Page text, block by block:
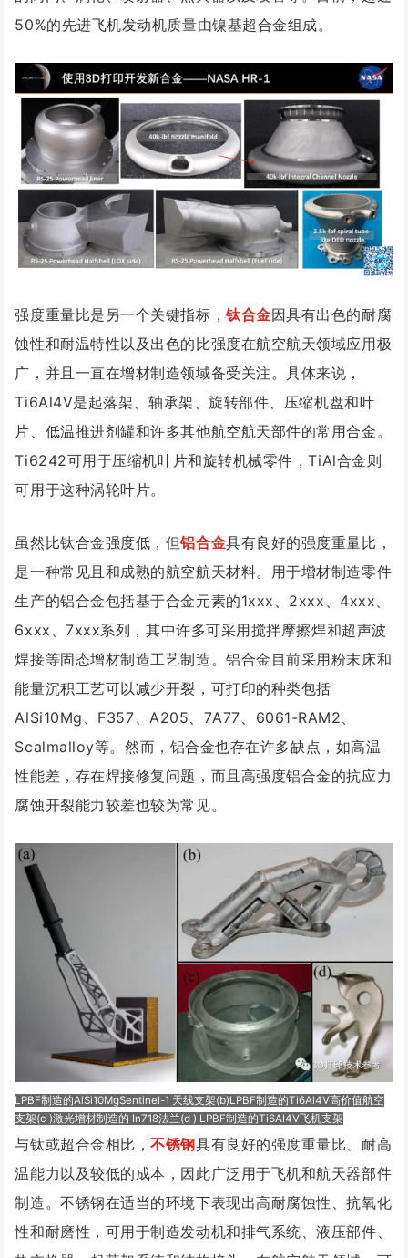
50%的先进飞机发动机质量由镍基超合金组成。
强度重量比是另一个关键指标，钛合金因具有出色的耐腐
蚀性和耐温特性以及出色的比强度在航空航天领域应用极
广，并且一直在增材制造领域备受关注。具体来说，
Ti6Al4V是起落架、轴承架、旋转部件、压缩机盘和叶
片、低温推进剂罐和许多其他航空航天部件的常用合金。
Ti6242可用于压缩机叶片和旋转机械零件，TiAl合金则
可用于这种涡轮叶片。
虽然比钛合金强度低，但铝合金具有良好的强度重量比，
是一种常见且和成熟的航空航天材料。用于增材制造零件
生产的铝合金包括基于合金元素的1xxx、2xxx、4xxx、
6xxx、7xxx系列，其中许多可采用搅拌摩擦焊和超声波
焊接等固态增材制造工艺制造。铝合金目前采用粉末床和
能量沉积工艺可以减少开裂，可打印的种类包括
AlSi10Mg、F357、A205、7A77、6061-RAM2、
Scalmalloy等。然而，铝合金也存在许多缺点，如高温
性能差，存在焊接修复问题，而且高强度铝合金的抗应力
腐蚀开裂能力较差也较为常见。
LPBF制造的AlSi10MgSentinel-1 天线支架(b)LPBF制造的Ti6Al4V高价值航空
支架(c )激光增材制造的 In718法兰(d ) LPBF制造的Ti6Al4V飞机支架
与钛或超合金相比，不锈钢具有良好的强度重量比、耐高
温能力以及较低的成本，因此广泛用于飞机和航天器部件
制造。不锈钢在适当的环境下表现出高耐腐蚀性、抗氧化
性和耐磨性，可用于制造发动机和排气系统、液压部件、